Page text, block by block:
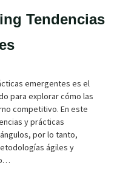
Tendencias
emergentes es el
para explorar cómo las
competitivo. En este
y prácticas
por lo tanto,
ágiles y